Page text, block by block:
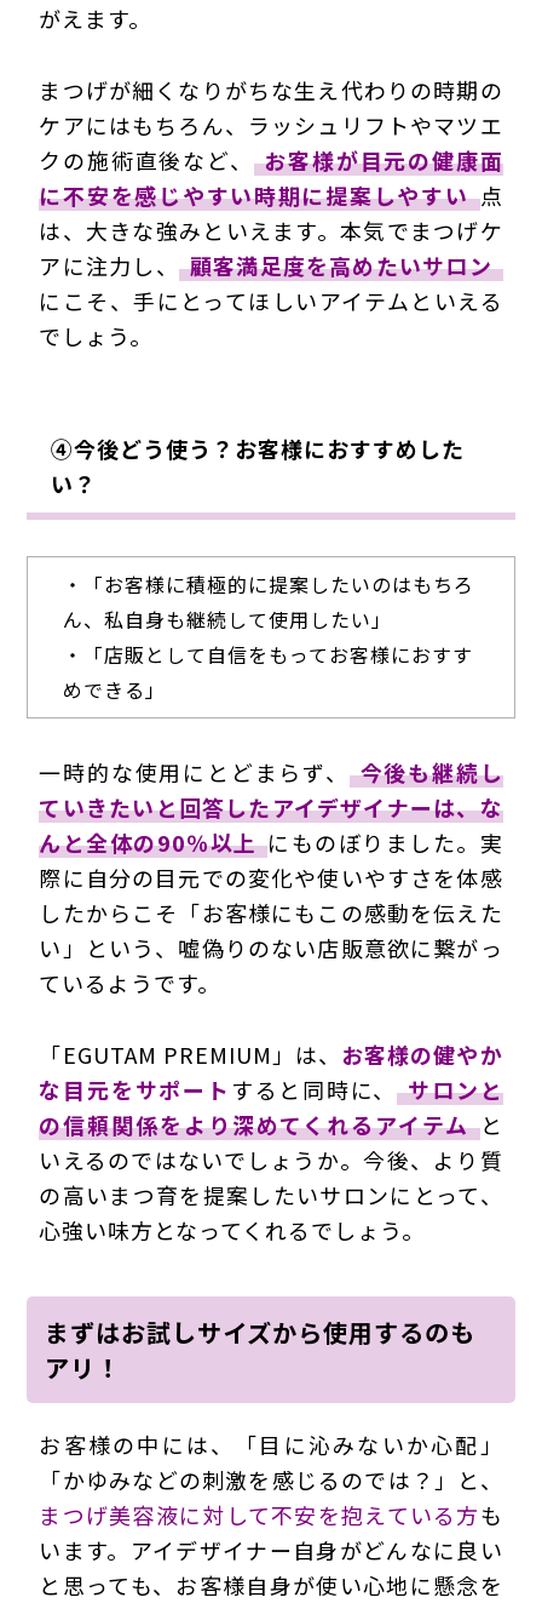
がえます。
まつげが細くなりがちな生え代わりの時期の
ケアにはもちろん、ラッシュリフトやマツエ
クの施術直後など、
お客様が目元の健康面
に不安を感じやすい時期に提案しやすい 点
は、大きな強みといえます。本気でまつげケ
アに注力し、
顧客満足度を高めたいサロン
にこそ、手にとってほしいアイテムといえる
でしょう。
④今後どう使う？お客様におすすめした
い？
・「お客様に積極的に提案したいのはもちろ
ん、私自身も継続して使用したい」
・「店販として自信をもってお客様におすす
めできる」
一時的な使用にとどまらず、
今後も継続し
ていきたいと回答したアイデザイナーは、な
んと全体の90％以上 にものぼりました。実
際に自分の目元での変化や使いやすさを体感
したからこそ「お客様にもこの感動を伝えた
い」という、嘘偽りのない店販意欲に繋がっ
ているようです。
「EGUTAM PREMIUM」は、 お客様の健やか
な目元をサポート すると同時に、 サロンと
の信頼関係をより深めてくれるアイテム と
いえるのではないでしょうか。今後、より質
の高いまつ育を提案したいサロンにとって、
心強い味方となってくれるでしょう。
まずはお試しサイズから使用するのも
アリ！
お客様の中には、「目に沁みないか心配」
「かゆみなどの刺激を感じるのでは？」と、
まつげ美容液に対して不安を抱えている方も
います。アイデザイナー自身がどんなに良い
と思っても、お客様自身が使い心地に懸念を